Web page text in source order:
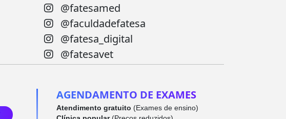
@fatesamed
@faculdadefatesa
@fatesa_digital
@fatesavet
AGENDAMENTO DE EXAMES
Atendimento gratuito (Exames de ensino)